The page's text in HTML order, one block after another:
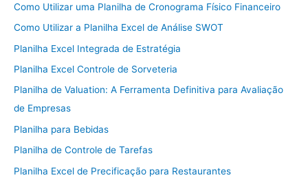
Como Utilizar uma Planilha de Cronograma Físico Financeiro
Como Utilizar a Planilha Excel de Análise SWOT
Planilha Excel Integrada de Estratégia
Planilha Excel Controle de Sorveteria
Planilha de Valuation: A Ferramenta Definitiva para Avaliação
de Empresas
Planilha para Bebidas
Planilha de Controle de Tarefas
Planilha Excel de Precificação para Restaurantes